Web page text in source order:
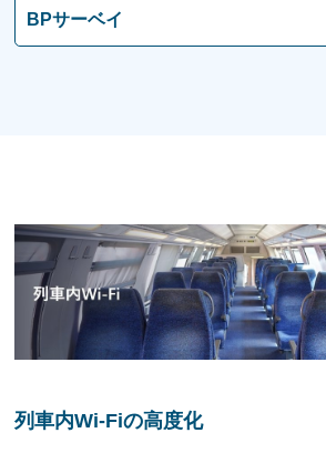
BPサーベイ
列車内Wi-Fiの高度化